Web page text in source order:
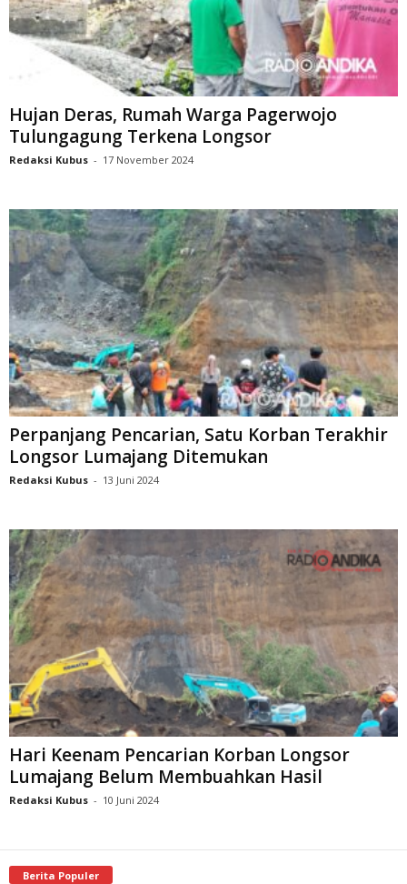
Hujan Deras, Rumah Warga Pagerwojo
Tulungagung Terkena Longsor
Redaksi Kubus - 17 November 2024
Perpanjang Pencarian, Satu Korban Terakhir
Longsor Lumajang Ditemukan
Redaksi Kubus - 13 Juni 2024
Hari Keenam Pencarian Korban Longsor
Lumajang Belum Membuahkan Hasil
Redaksi Kubus - 10 Juni 2024
Berita Populer